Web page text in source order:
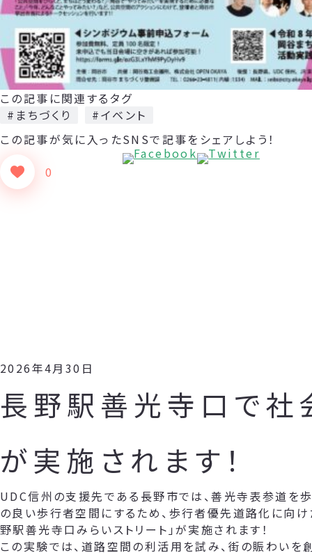
この記事に関連するタグ
#まちづくり
#イベント
この記事が気に入った
0
SNSで記事をシェアしよう！
2026年4月30日
長野駅善光寺口で社
が実施されます！
UDC信州の支援先である長野市では、善光寺表参道を歩
の良い歩行者空間にするため、歩行者優先道路化に向け
野駅善光寺口みらいストリート」が実施されます！
この実験では、道路空間の利活用を試み、街の賑わいを